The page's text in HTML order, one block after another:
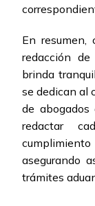
En
redacción
brinda
se dedican al
de
redactar
asegurando
trámites